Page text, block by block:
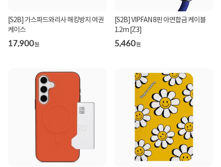
[S2B] 가스파드와리사 해킹방지 여권
케이스
17,900원
[S2B] VIPFAN 8핀 아연합금 케이블
1.2m [Z3]
5,460원